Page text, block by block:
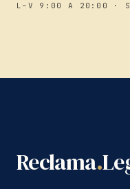
L–V 9:00 A 20:00 ·
Reclama.